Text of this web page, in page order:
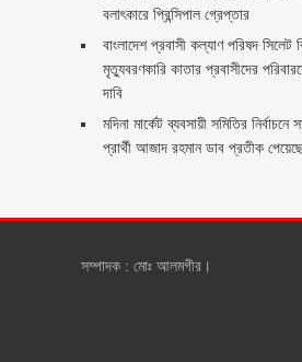
বলাৎকারে প্রিন্সিপাল গ্রেপ্তার ‎
বাংলাদেশ প্রবাসী কল্যাণ পরিষদ সিলেট
মৃত্যুবরণকারি কাতার প্রবাসীদের
দাবি
মদিনা মার্কেট ব্যবসায়ী সমিতির
প্রার্থী আজাদ রহমান ডাব প্রতীক
সম্পাদক : মোঃ আলমগীর।